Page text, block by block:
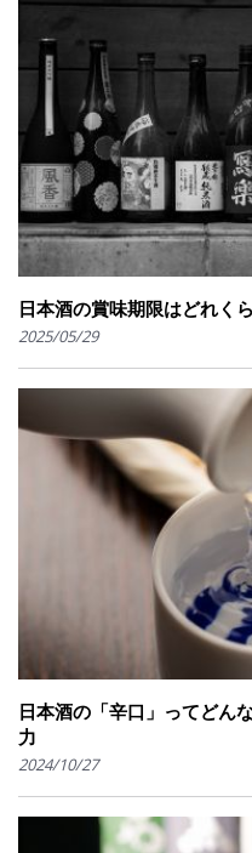
日本酒の賞味期限はどれく
2025/05/29
日本酒の「辛口」ってどん
力
2024/10/27